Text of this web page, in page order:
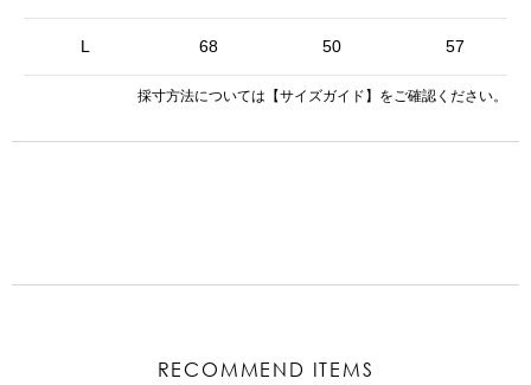
L 68 50 57
採寸方法については 【サイズガイド】 をご確認ください。
RECOMMEND ITEMS